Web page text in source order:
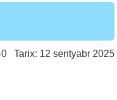
Tarix: 12 sentyabr 2025